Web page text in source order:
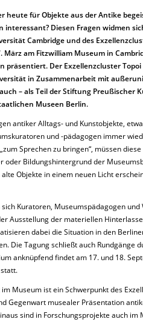
heute für Objekte aus der Antike
interessant? Diesen Fragen widmen
Cambridge und des
März am Fitzwilliam Museum in
präsentiert. Der Exzellenzcluster
in Zusammenarbeit mit
– als Teil der Stiftung Preußischer
Museen Berlin.
antiker Alltags- und Kunstobjekte,
und -pädagogen immer
Sprechen zu bringen“, müssen
oder Bildungshintergrund der
Objekte in einem neuen Licht
Kuratoren, Museumspädagogen
Ausstellung der materiellen
dabei die Situation in den
Die Tagung schließt auch Rundgänge
anknüpfend findet am 17. und 18.
Museum ist ein Schwerpunkt des
Gegenwart musealer Präsentation
sind in Forschungsprojekte auch